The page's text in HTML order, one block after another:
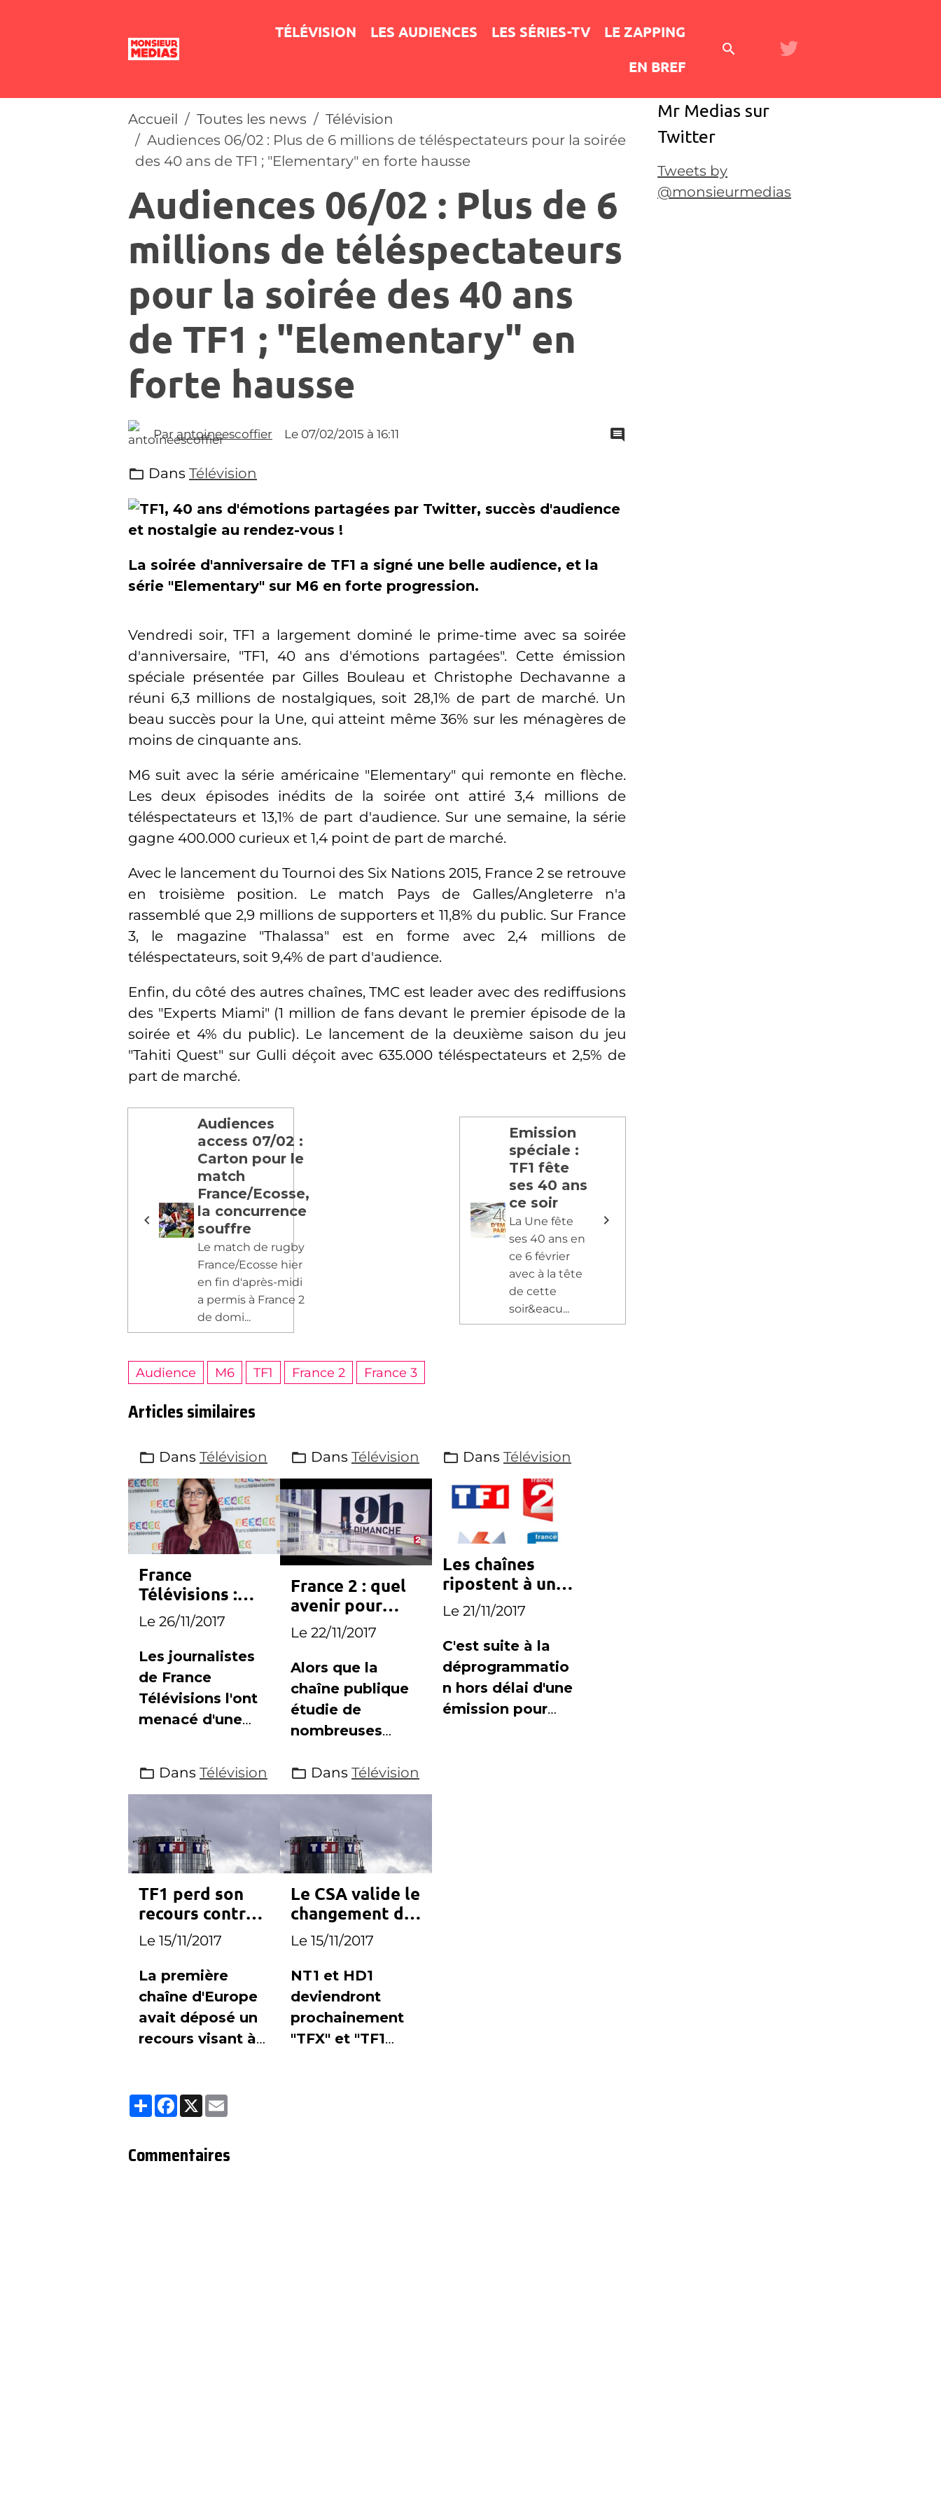
TÉLÉVISION LES AUDIENCES LES SÉRIES-TV
LE ZAPPING
EN BREF
Accueil Toutes les news
Télévision
Audiences 06/02 : Plus de 6 millions de téléspectateurs pour la soirée
des 40 ans de TF1 ; "Elementary" en forte hausse
Audiences 06/02 : Plus de 6
millions de téléspectateurs
pour la soirée des 40 ans
de TF1 ; "Elementary" en
forte hausse
Parantoineescoffier Le 07/02/2015 à 16:11
Dans Télévision
La soirée d'anniversaire de TF1 a signé une belle audience, et la
série "Elementary" sur M6 en forte progression.
Vendredi soir, TF1 a largement dominé le prime-time avec sa soirée
d'anniversaire, "TF1, 40 ans d'émotions partagées". Cette émission
spéciale présentée par Gilles Bouleau et Christophe Dechavanne a
réuni 6,3 millions de nostalgiques, soit 28,1% de part de marché. Un
beau succès pour la Une, qui atteint même 36% sur les ménagères de
moins de cinquante ans.
M6 suit avec la série américaine "Elementary" qui remonte en flèche.
Les deux épisodes inédits de la soirée ont attiré 3,4 millions de
téléspectateurs et 13,1% de part d'audience. Sur une semaine, la série
gagne 400.000 curieux et 1,4 point de part de marché.
Avec le lancement du Tournoi des Six Nations 2015, France 2 se retrouve
en troisième position. Le match Pays de Galles/Angleterre n'a
rassemblé que 2,9 millions de supporters et 11,8% du public. Sur France
3, le magazine "Thalassa" est en forme avec 2,4 millions de
téléspectateurs, soit 9,4% de part d'audience.
Enfin, du côté des autres chaînes, TMC est leader avec des rediffusions
des "Experts Miami" (1 million de fans devant le premier épisode de la
soirée et 4% du public). Le lancement de la deuxième saison du jeu
"Tahiti Quest" sur Gulli déçoit avec 635.000 téléspectateurs et 2,5% de
part de marché.
Audiences
access 07/02 :
Carton pour le
match
France/Ecosse,
la concurrence
souffre
Le match de rugby
France/Ecosse hier
en fin d'après-midi
a permis à France 2
de domi...
Emission
spéciale :
TF1 fête
ses 40 ans
ce soir
La Une fête
ses 40 ans en
ce 6 février
avec à la tête
de cette
soir&eacu...
Audience M6 TF1 France 2 France 3
Articles similaires
Dans Télévision
France
Télévisions :
Delphine
Ernotte recevra
les
représentants
des journalistes
mardi
Le 26/11/2017
Les journalistes
de France
Télévisions l'ont
menacé d'une
présidente du
recevra mardi
Dans Télévision
France 2 : quel
avenir pour
« 19h le
dimanche » ?
Le 22/11/2017
Alors que la
chaîne publique
étudie de
nombreuses
de réaliser des
économies, la
s'interroge sur
l'avenir du
nouveau
magazine de
Laurent
Delahousse .
Dans Télévision
Les chaînes
ripostent à une
programmation
imprévue de
Canal+
Le 21/11/2017
C'est suite à la
déprogrammatio
n hors délai d'une
émission pour
Dans Télévision
TF1 perd son
recours contre
France Info
Le 15/11/2017
La première
chaîne d'Europe
avait déposé un
recours visant à
d'attibution d'un
canal TNT à
France Info.
Dans Télévision
Le CSA valide le
changement de
noms de NT1 et
HD1
Le 15/11/2017
NT1 et HD1
deviendront
prochainement
"TFX" et "TF1
Partager
Facebook
X
Commentaires
Mr Medias sur
Twitter
Tweets by
@monsieurmedias